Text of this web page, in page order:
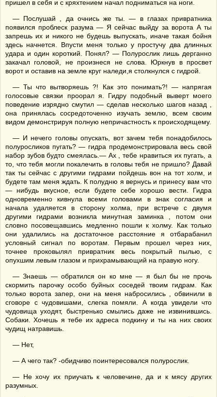
пришел в себя и с кряхтением начал подниматься на ноги.
— Послушай , да очнись же ты. — в глазах привратника
появился проблеск разума — Я сейчас выйду за ворота А ты
запрешь их и никого не будешь выпускать, иначе такая бойня
здесь начнется. Впусти меня только у простучу два длинных
удара и один короткий. Понял? — Полурослик лишь дерганно
закачал головой, не произнеся не слова. Юркнув в просвет
ворот и оставив на земле круг наледи,я столкнулся с гидрой.
— Ты что вытворяешь ?! Как это понимать?! — напрягая
голосовые связки проорал я. Гидру подобный выверт моего
поведение изрядно смутил — сделав несколько шагов назад ,
она принялась сосредоточенно изучать землю, всем своим
видом демонстрируя полную непричастность к происходящему.
— И нечего головы опускать, вот зачем тебя понадобилось
полуросликов пугать? — гидра продемонстрировала весь свой
набор зубов будто смеялась.— Ах , тебе нравиться их пугать, а
то, что тебя могли покалечить в головы тебя не пришло? Давай
так ты сейчас с другими гидрами пойдешь вон на тот холм, и
будете там меня ждать. К полудню я вернусь и принесу вам что
— нибудь вкусное, если будете себе хорошо вести. Гидра
одновременно кивнула всеми головами в знак согласия и
начала удаляется в сторону холма, при встрече с двумя
другими гидрами возникла минутная заминка , потом они
словно посовещавшись медленно пошли к холму. Как только
они удалились на достаточное расстояние я отбарабанил
условный сигнал по воротам. Первым прошел через них,
точнее проковылял привратник весь покрытый пылью, с
опухшим левым глазом и прихрамывающий на правую ногу.
— Знаешь — обратился он ко мне — я был бы не прочь
скормить парочку особо буйных соседей твоим гидрам. Как
только ворота запер, они на меня набросились , обвинили в
сговоре с чудовишами, слегка помяли. А когда увидели что
чудовища уходят, быстренько смылись даже не извинившись.
Собаки. Хочешь я тебе их адреса подкину и ты на них своих
чудищ натравишь.
— Нет,
— А чего так? -обидчиво поинтересовался полурослик.
— Не хочу их приучать к человечине, да и к мясу других
разумных.